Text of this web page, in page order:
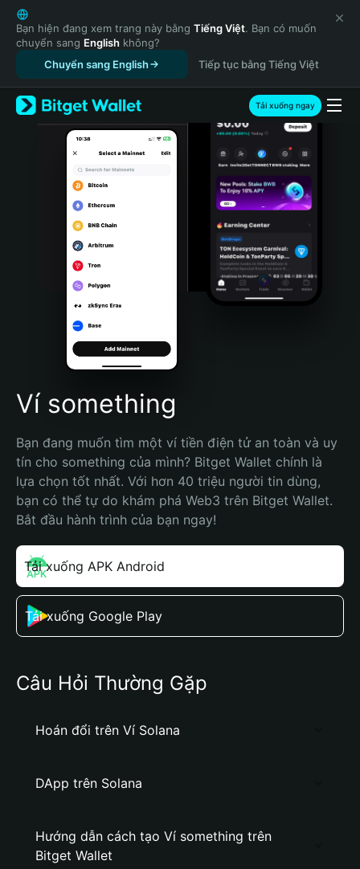
English
日本語
Tiếng Việt
Русский
Español (Latinoamérica)
Türkçe
Italiano
Português (Portugal)
Bahasa Indonesia
Português (Brasil)
Español (Argentina)
Bạn hiện đang xem trang này bằng Tiếng Việt. Bạn có muốn
chuyển sang English không?
Chuyển sang English
Tiếp tục bằng Tiếng Việt
Tải xuống ngay
Ví something
Bạn đang muốn tìm một ví tiền điện tử an toàn và uy
tín cho something của mình? Bitget Wallet chính là
lựa chọn tốt nhất. Với hơn 40 triệu người tin dùng,
bạn có thể tự do khám phá Web3 trên Bitget Wallet.
Bắt đầu hành trình của bạn ngay!
Tải xuống APK Android
Tải xuống Google Play
Câu Hỏi Thường Gặp
Hoán đổi trên Ví Solana
DApp trên Solana
Hướng dẫn cách tạo Ví something trên
Bitget Wallet